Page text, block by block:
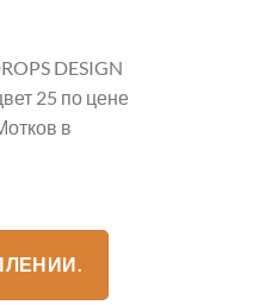
DESIGN
25 по цене
в